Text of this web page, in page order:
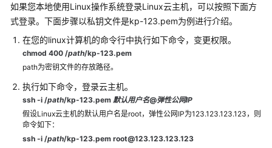
监
控
Flexus
L
实
佳
如果您本地使用Linux操作系统登录Linux云主机，可以按照下面方
式登录。下面步骤以私钥文件是kp-123.pem为例进行介绍。
在您的linux计算机的命令行中执行如下命令，变更权限。
chmod 400 /path/kp-123.pem
path为密钥文件的存放路径。
执行如下命令，登录云主机。
ssh -i /path/kp-123.pem 默认用户名@弹性公网IP
假设Linux云主机的默认用户名是root，弹性公网IP为123.123.123.123，则
命令如下：
ssh -i /path/kp-123.pem root@123.123.123.123